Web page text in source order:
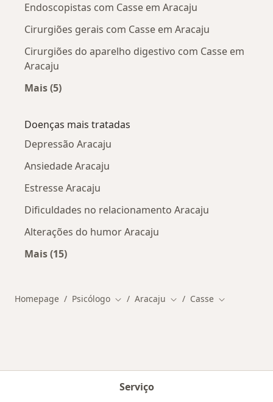
Endoscopistas com Casse em Aracaju
Cirurgiões gerais com Casse em Aracaju
Cirurgiões do aparelho digestivo com Casse em
Aracaju
Mais (5)
Doenças mais tratadas
Depressão Aracaju
Ansiedade Aracaju
Estresse Aracaju
Dificuldades no relacionamento Aracaju
Alterações do humor Aracaju
Mais (15)
Homepage Psicólogo Mudar de cidade
Aracaju Mudar de cidade
Casse Mudar de
Serviço